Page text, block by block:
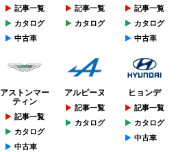
記事一覧
カタログ
中古車
記事一覧
カタログ
記事一覧
カタログ
中古車
アストンマー
ティン
記事一覧
カタログ
中古車
アルピーヌ
記事一覧
カタログ
ヒョンデ
記事一覧
カタログ
中古車